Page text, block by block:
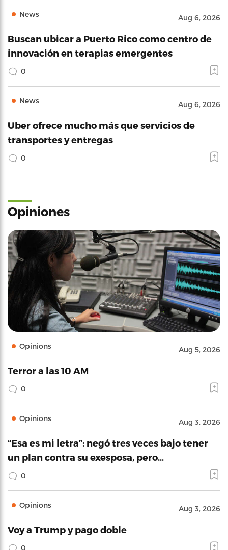
News Aug 6, 2026
Buscan ubicar a Puerto Rico como centro de
innovación en terapias emergentes
0
News Aug 6, 2026
Uber ofrece mucho más que servicios de
transportes y entregas
0
Opiniones
Opinions Aug 5, 2026
Terror a las 10 AM
0
Opinions Aug 3, 2026
“Esa es mi letra”: negó tres veces bajo tener
un plan contra su exesposa, pero…
0
Opinions Aug 3, 2026
Voy a Trump y pago doble
0